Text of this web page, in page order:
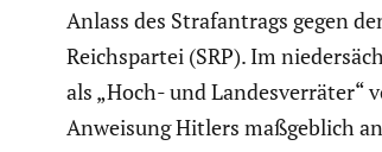
Anlass des Straf­an­trags gegen
Reichs­partei (SRP). Im
als „Hoch- und Landes­ver­räter“
Anweisung Hitlers maßgeb­lich